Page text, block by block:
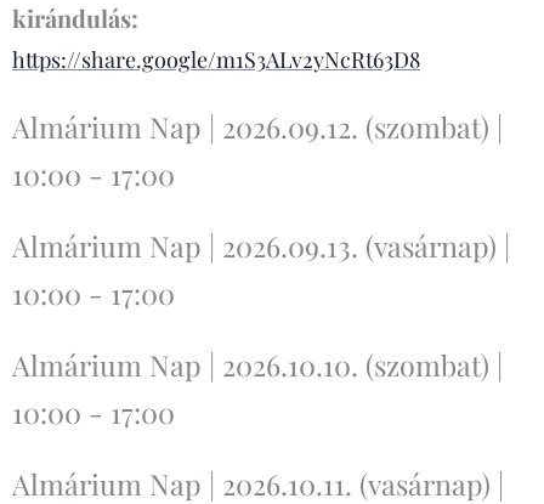
kirándulás:
https://share.google/m1S3ALv2yNcRt63D8
Almárium Nap | 2026.09.12. (szombat) |
10:00 - 17:00
Almárium Nap | 2026.09.13. (vasárnap) |
10:00 - 17:00
Almárium Nap | 2026.10.10. (szombat) |
10:00 - 17:00
Almárium Nap | 2026.10.11. (vasárnap) |